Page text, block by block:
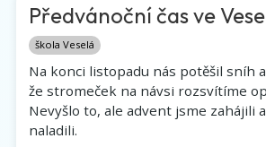
Předvánoční čas ve
škola Veselá
Na konci listopadu nás potěšil sníh
že stromeček na návsi rozsvítíme
Nevyšlo to, ale advent jsme zahájili
naladili.